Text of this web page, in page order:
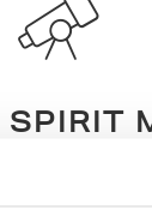
SPIRIT